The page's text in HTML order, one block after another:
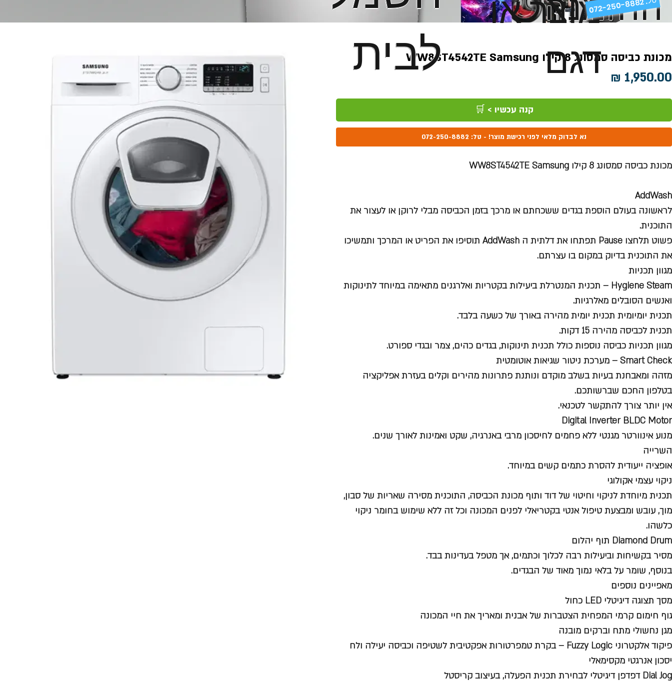
לבית
מוצר או
דגם
לבית
מכונת כביסה סמסונג 8 קילו WW8ST4542TE Samsung
מחיר
קנה עכשיו > 🛒
נא לבדוק מלאי לפני רכישת מוצר! - טל: 072-250-8882
מכונת כביסה סמסונג 8 קילו WW8ST4542TE Samsung
AddWash
לראשונה בעולם הוספת בגדים ששכחתם או מרכך בזמן הכביסה מבלי לרוקן או לעצור את
התוכנית.
פשוט תלחצו Pause תפתחו את דלתית ה AddWash תוסיפו את הפריט או המרכך ותמשיכו
את התוכנית בדיוק במקום בו עצרתם.
מגוון תכניות
Hygiene Steam – תכנית המנטרלת ביעילות בקטריות ואלרגנים מתאימה במיוחד לתינוקות
ואנשים הסובלים מאלרגיות.
תכנית יומיומית תכנית יומית מהירה באורך של כשעה בלבד.
תכנית לכביסה מהירה 15 דקות.
מגוון תכניות כביסה נוספות כולל תכנית תינוקות, בגדים כהים, צמר ובגדי ספורט.
Smart Check – מערכת ניטור שגיאות אוטומטית
מזהה ומאבחנת בעיות בשלב מוקדם ונותנת פתרונות מהירים וקלים בעזרת אפליקציה
בטלפון החכם שברשותכם.
אין יותר צורך להתקשר לטכנאי.
Digital Inverter BLDC Motor
מנוע אינוורטר מגנטי ללא פחמים לחיסכון מרבי באנרגיה, שקט ואמינות לאורך שנים.
השרייה
אופציה ייעודית להסרת כתמים קשים במיוחד.
ניקוי עצמי אקולוגי
תכנית מיוחדת לניקוי וחיטוי של דוד ותוף מכונת הכביסה, התוכנית מסירה שאריות של סבון,
מוך, עובש ומבצעת טיפול אנטי בקטריאלי לפנים המכונה וכל זה ללא שימוש בחומר ניקוי
כלשהו.
Diamond Drum תוף יהלום
מסיר בקשיחות וביעילות רבה לכלוך וכתמים, אך מטפל בעדינות בבד.
בנוסף, שומר על בלאי נמוך מאוד של הבגדים.
מאפיינים נוספים
מסך תצוגה דיגיטלי LED כחול
גוף חימום קרמי המפחית הצטברות של אבנית ומאריך את חיי המכונה
מגן נחשולי מתח וברקים מובנה
פיקוד אלקטרוני Fuzzy Logic – בקרת טמפרטורות אפקטיבית לשטיפה וכביסה יעילה ולח
יסכון אנרגטי מקסימאלי
Dial Jog דפדפן דיגיטלי לבחירת תכנית הפעלה, בעיצוב קריסטל
072-250-8882 .